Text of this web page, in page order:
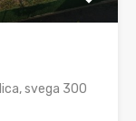
svega 300